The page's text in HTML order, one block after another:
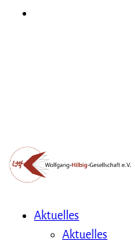
Aktuelles
Aktuelles